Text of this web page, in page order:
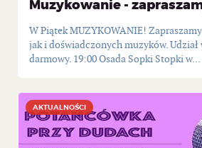
Muzykowanie -
W Piątek MUZYKOWANIE!
jak i doświadczonych muzyków.
darmowy. 19:00 Osada Sopki Stopki w...
AKTUALNOŚCI
AKTUALNOŚCI